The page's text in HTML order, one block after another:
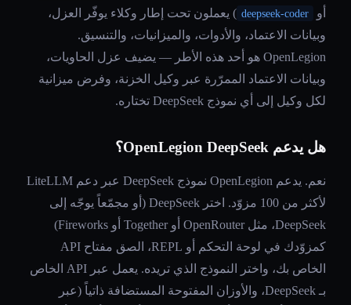
أو deepseek-coder ) يعملون تحت إطار وكلاء يوفّر العزل،
وبيانات الاعتماد، والأدوات، والميزانيات، والتنسيق.
OpenLegion هو أحد هذه الأطر — يضيف عزل الحاويات،
وبيانات الاعتماد الممرّرة عبر وكيل الخزنة، وفرض ميزانية
لكل وكيل إلى أي نموذج DeepSeek تختاره.
هل يدعم OpenLegion DeepSeek؟
نعم. يدعم OpenLegion نموذج DeepSeek عبر دعم LiteLLM
لأكثر من 100 مزوّد. اختر DeepSeek (أو مجمّعاً يوجّه إلى
DeepSeek، مثل OpenRouter أو Together أو Fireworks)
كمزوّدك في لوحة التحكم أو REPL، الصق مفتاح API
الخاص بك، واختر النموذج الذي تريده. يعمل عبر API الخاص
بـ DeepSeek، والأوزان المفتوحة المستضافة ذاتياً (عبر